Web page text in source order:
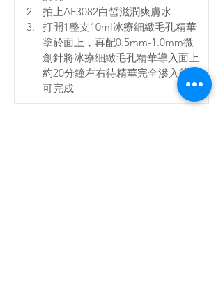
拍上AF3082白皙滋潤爽膚水
打開1整支10ml冰療細緻毛孔精華
塗於面上，再配0.5mm-1.0mm微
創針將冰療細緻毛孔精華導入面上
約20分鐘左右待精華完全滲入後便
可完成